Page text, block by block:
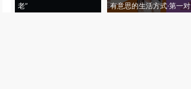
老”
有意思的生活方式·第一对